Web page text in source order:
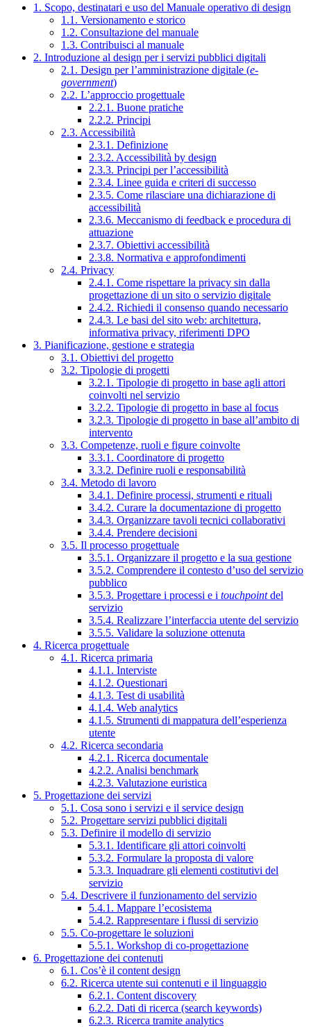
1. Scopo, destinatari e uso del Manuale operativo di design
1.1. Versionamento e storico
1.2. Consultazione del manuale
1.3. Contribuisci al manuale
2. Introduzione al design per i servizi pubblici digitali
2.1. Design per l’amministrazione digitale (e-
government)
2.2. L’approccio progettuale
2.2.1. Buone pratiche
2.2.2. Principi
2.3. Accessibilità
2.3.1. Definizione
2.3.2. Accessibilità by design
2.3.3. Principi per l’accessibilità
2.3.4. Linee guida e criteri di successo
2.3.5. Come rilasciare una dichiarazione di
accessibilità
2.3.6. Meccanismo di feedback e procedura di
attuazione
2.3.7. Obiettivi accessibilità
2.3.8. Normativa e approfondimenti
2.4. Privacy
2.4.1. Come rispettare la privacy sin dalla
progettazione di un sito o servizio digitale
2.4.2. Richiedi il consenso quando necessario
2.4.3. Le basi del sito web: architettura,
informativa privacy, riferimenti DPO
3. Pianificazione, gestione e strategia
3.1. Obiettivi del progetto
3.2. Tipologie di progetti
3.2.1. Tipologie di progetto in base agli attori
coinvolti nel servizio
3.2.2. Tipologie di progetto in base al focus
3.2.3. Tipologie di progetto in base all’ambito di
intervento
3.3. Competenze, ruoli e figure coinvolte
3.3.1. Coordinatore di progetto
3.3.2. Definire ruoli e responsabilità
3.4. Metodo di lavoro
3.4.1. Definire processi, strumenti e rituali
3.4.2. Curare la documentazione di progetto
3.4.3. Organizzare tavoli tecnici collaborativi
3.4.4. Prendere decisioni
3.5. Il processo progettuale
3.5.1. Organizzare il progetto e la sua gestione
3.5.2. Comprendere il contesto d’uso del servizio
pubblico
3.5.3. Progettare i processi e i touchpointdel
servizio
3.5.4. Realizzare l’interfaccia utente del servizio
3.5.5. Validare la soluzione ottenuta
4. Ricerca progettuale
4.1. Ricerca primaria
4.1.1. Interviste
4.1.2. Questionari
4.1.3. Test di usabilità
4.1.4. Web analytics
4.1.5. Strumenti di mappatura dell’esperienza
utente
4.2. Ricerca secondaria
4.2.1. Ricerca documentale
4.2.2. Analisi benchmark
4.2.3. Valutazione euristica
5. Progettazione dei servizi
5.1. Cosa sono i servizi e il service design
5.2. Progettare servizi pubblici digitali
5.3. Definire il modello di servizio
5.3.1. Identificare gli attori coinvolti
5.3.2. Formulare la proposta di valore
5.3.3. Inquadrare gli elementi costitutivi del
servizio
5.4. Descrivere il funzionamento del servizio
5.4.1. Mappare l’ecosistema
5.4.2. Rappresentare i flussi di servizio
5.5. Co-progettare le soluzioni
5.5.1. Workshop di co-progettazione
6. Progettazione dei contenuti
6.1. Cos’è il content design
6.2. Ricerca utente sui contenuti e il linguaggio
6.2.1. Content discovery
6.2.2. Dati di ricerca (search keywords)
6.2.3. Ricerca tramite analytics